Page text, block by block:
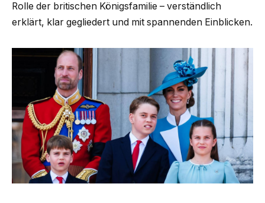
Rolle der britischen Königsfamilie – verständlich
erklärt, klar gegliedert und mit spannenden Einblicken.